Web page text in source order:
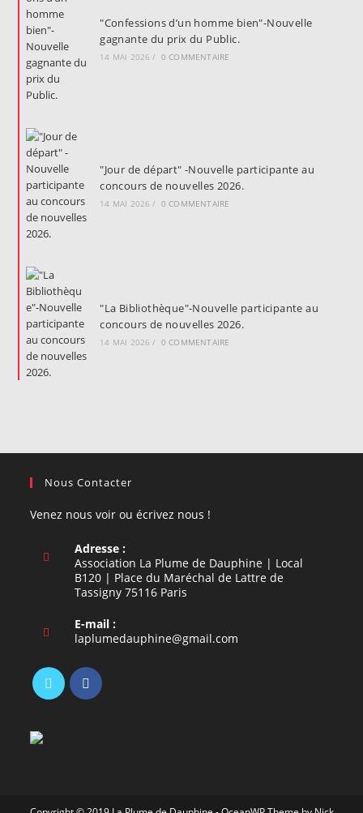
"Confessions d’un homme bien"-Nouvelle
gagnante du prix du Public.
14 MAI 2026 / 0 COMMENTAIRE
"Jour de départ" -Nouvelle participante au
concours de nouvelles 2026.
14 MAI 2026 / 0 COMMENTAIRE
"La Bibliothèque"-Nouvelle participante au
concours de nouvelles 2026.
14 MAI 2026 / 0 COMMENTAIRE
Nous Contacter
Venez nous voir ou écrivez nous !
Adresse :
Association La Plume de Dauphine | Local
B120 | Place du Maréchal de Lattre de
Tassigny 75116 Paris
E-mail :
laplumedauphine@gmail.com
dans
un